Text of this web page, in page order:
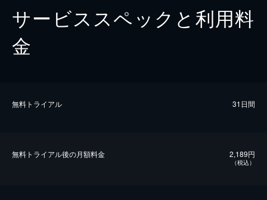
サービススペックと利用料
金
無料トライアル 31日間
無料トライアル後の⽉額料金 2,189円
（税込）